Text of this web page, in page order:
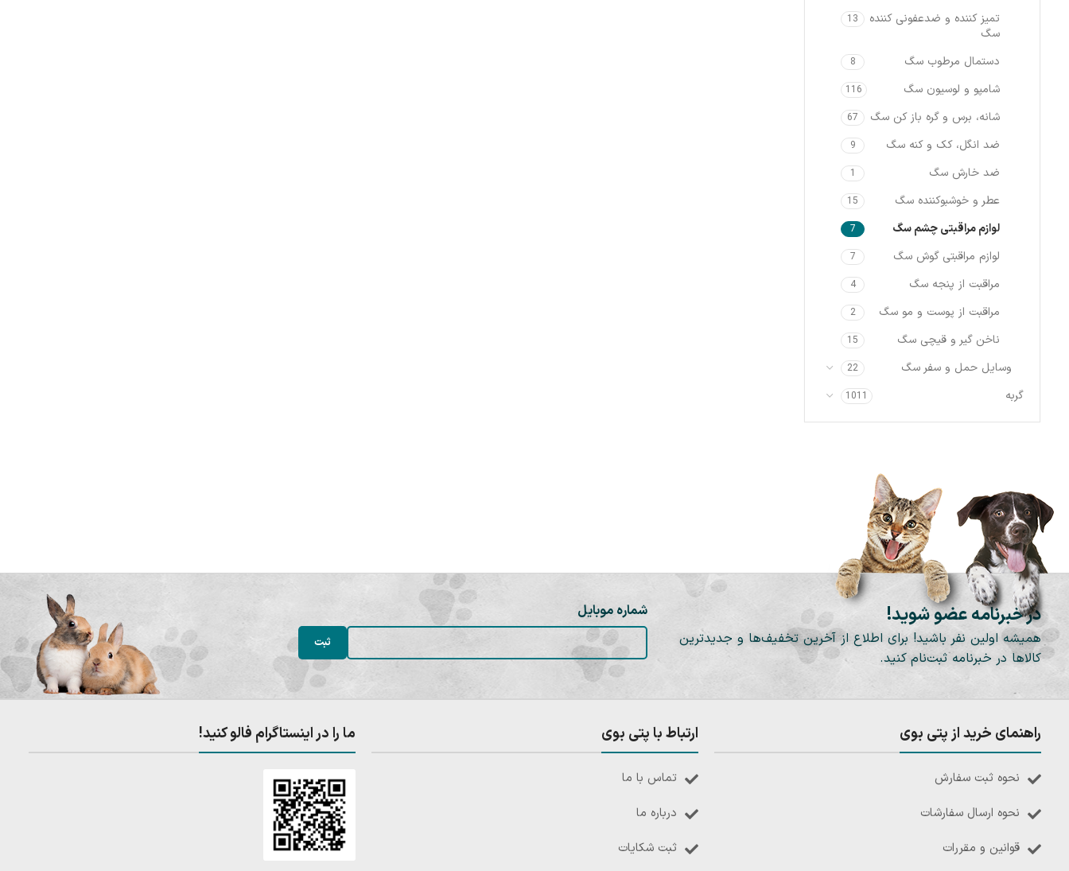
تمیز کننده و ضدعفونی کننده
سگ
13
دستمال مرطوب سگ 8
شامپو و لوسیون سگ 116
شانه، برس و گره باز کن سگ 67
ضد انگل، کک و کنه سگ 9
ضد خارش سگ 1
عطر و خوشبوکننده سگ 15
لوازم مراقبتی چشم سگ 7
لوازم مراقبتی گوش سگ 7
مراقبت از پنجه سگ 4
مراقبت از پوست و مو سگ 2
ناخن گیر و قیچی سگ 15
وسایل حمل و سفر سگ 22
گربه 1011
در خبرنامه عضو شوید!
همیشه اولین نفر باشید! برای اطلاع از آخرین تخفیف‌ها و جدیدترین
کالاها در خبرنامه ثبت‌نام کنید.
شماره موبایل
راهنمای خرید از پتی بوی
نحوه ثبت سفارش
نحوه ارسال سفارشات
قوانین و مقررات
ارتباط با پتی بوی
تماس با ما
درباره ما
ثبت شکایات
ما را در اینستاگرام فالو کنید!